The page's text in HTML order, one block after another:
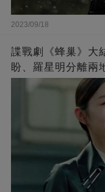
2023/09/18
諜戰劇《蜂巢》大
盼、羅星明分離兩